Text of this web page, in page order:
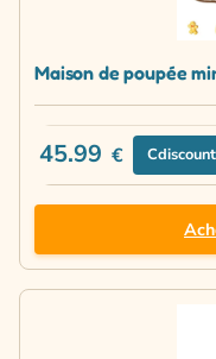
Maison de poupée
45.99 €